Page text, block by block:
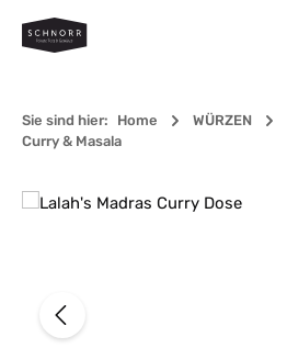
Zum Hauptinhalt springen
Sie sind hier: Home WÜRZEN
Curry & Masala
Bildergalerie überspringen